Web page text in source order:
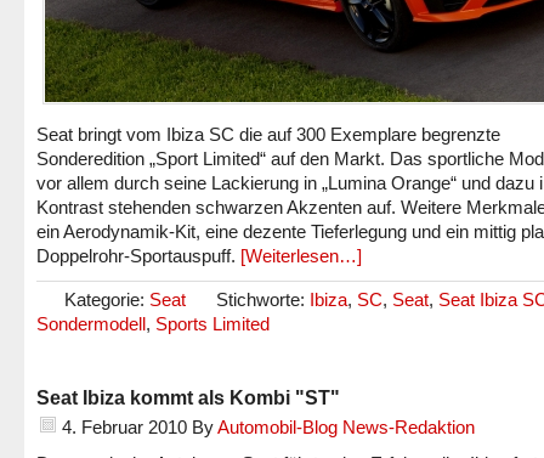
Seat bringt vom Ibiza SC die auf 300 Exemplare begrenzte
Sonderedition „Sport Limited“ auf den Markt. Das sportliche
vor allem durch seine Lackierung in „Lumina Orange“ und dazu
Kontrast stehenden schwarzen Akzenten auf. Weitere
ein Aerodynamik-Kit, eine dezente Tieferlegung und ein mittig
Doppelrohr-Sportauspuff. [Weiterlesen…]
Kategorie: Seat Stichworte: Ibiza, SC, Seat, Seat Ibiza
Sondermodell, Sports Limited
Seat Ibiza kommt als Kombi "ST"
4. Februar 2010 ByAutomobil-Blog News-Redaktion